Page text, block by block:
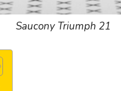
Saucony Triumph 21